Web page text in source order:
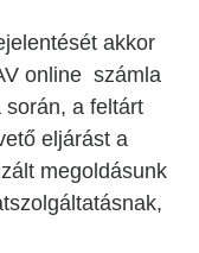
akkor
online számla
során, a feltárt
eljárást a
megoldásunk